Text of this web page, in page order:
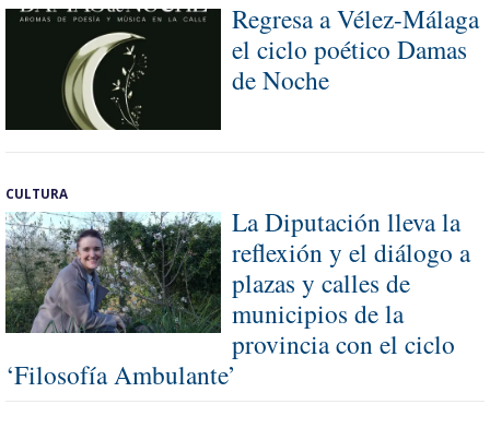
Regresa a Vélez-Málaga
el ciclo poético Damas
de Noche
CULTURA
La Diputación lleva la
reflexión y el diálogo a
plazas y calles de
municipios de la
provincia con el ciclo
‘Filosofía Ambulante’